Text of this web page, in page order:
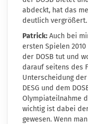
abdeckt, hat das
deutlich vergrößert.
Patrick: Auch bei
ersten Spielen
der DOSB tut und
darauf seitens des
Unterscheidung
DESG und dem
Olympiateilnahme
wichtig ist dabei
gewesen. Wenn